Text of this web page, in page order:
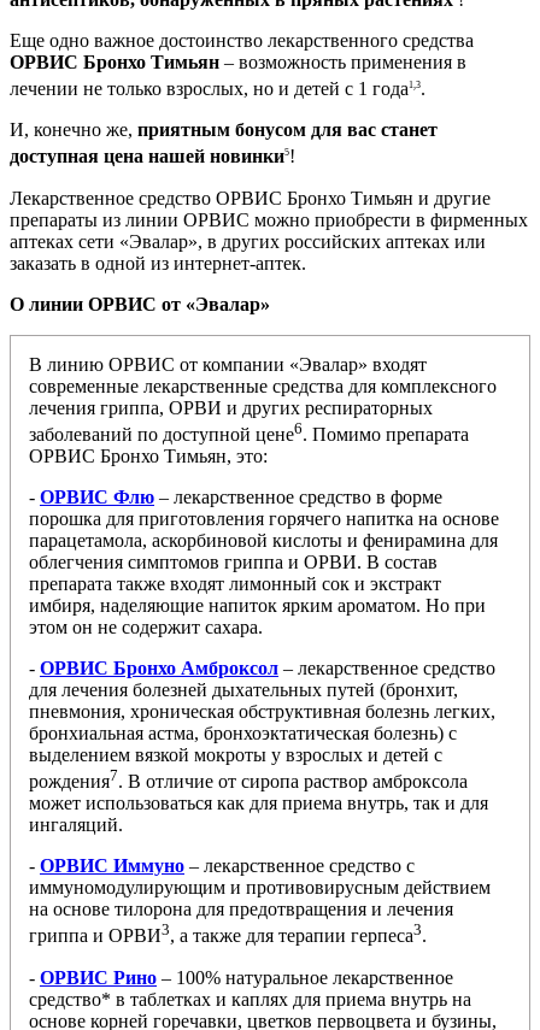
Еще одно важное достоинство лекарственного средства
ОРВИС Бронхо Тимьян – возможность применения в
лечении не только взрослых, но и детей с 1 года1,3.
И, конечно же, приятным бонусом для вас станет
доступная цена нашей новинки5!
Лекарственное средство ОРВИС Бронхо Тимьян и другие
препараты из линии ОРВИС можно приобрести в фирменных
аптеках сети «Эвалар», в других российских аптеках или
заказать в одной из интернет-аптек.
О линии ОРВИС от «Эвалар»
В линию ОРВИС от компании «Эвалар» входят
современные лекарственные средства для комплексного
лечения гриппа, ОРВИ и других респираторных
заболеваний по доступной цене6. Помимо препарата
ОРВИС Бронхо Тимьян, это:
- ОРВИС Флю – лекарственное средство в форме
порошка для приготовления горячего напитка на основе
парацетамола, аскорбиновой кислоты и фенирамина для
облегчения симптомов гриппа и ОРВИ. В состав
препарата также входят лимонный сок и экстракт
имбиря, наделяющие напиток ярким ароматом. Но при
этом он не содержит сахара.
- ОРВИС Бронхо Амброксол – лекарственное средство
для лечения болезней дыхательных путей (бронхит,
пневмония, хроническая обструктивная болезнь легких,
бронхиальная астма, бронхоэктатическая болезнь) с
выделением вязкой мокроты у взрослых и детей с
рождения7. В отличие от сиропа раствор амброксола
может использоваться как для приема внутрь, так и для
ингаляций.
- ОРВИС Иммуно – лекарственное средство с
иммуномодулирующим и противовирусным действием
на основе тилорона для предотвращения и лечения
гриппа и ОРВИ3, а также для терапии герпеса3.
- ОРВИС Рино – 100% натуральное лекарственное
средство* в таблетках и каплях для приема внутрь на
основе корней горечавки, цветков первоцвета и бузины,